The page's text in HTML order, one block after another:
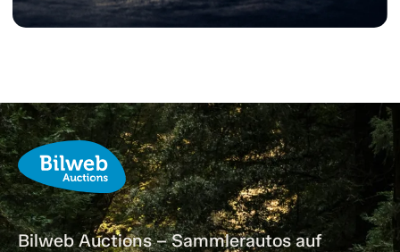
Bilweb Auctions – Sammlerautos auf